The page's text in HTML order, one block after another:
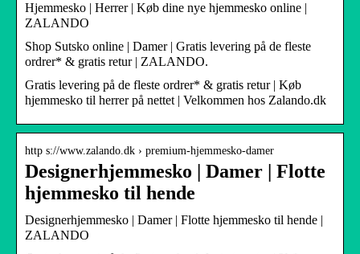
Hjemmesko | Herrer | Køb dine nye hjemmesko online |
ZALANDO
Shop Sutsko online | Damer | Gratis levering på de fleste
ordrer* & gratis retur | ZALANDO.
Gratis levering på de fleste ordrer* & gratis retur | Køb
hjemmesko til herrer på nettet | Velkommen hos Zalando.dk
http s://www.zalando.dk › premium-hjemmesko-damer
Designerhjemmesko | Damer | Flotte
hjemmesko til hende
Designerhjemmesko | Damer | Flotte hjemmesko til hende |
ZALANDO